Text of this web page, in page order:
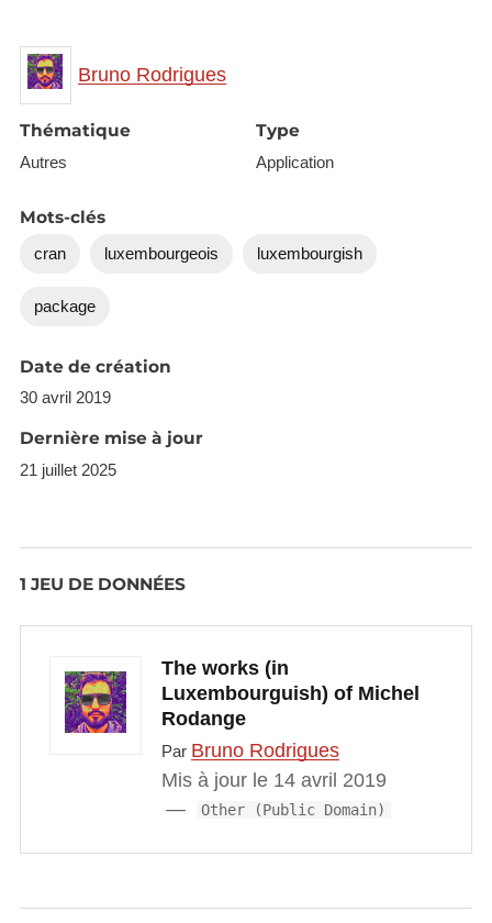
Bruno Rodrigues
Thématique
Autres
Type
Application
Mots-clés
cran luxembourgeois luxembourgish
package
Date de création
30 avril 2019
Dernière mise à jour
21 juillet 2025
1 JEU DE DONNÉES
The works (in
Luxembourguish) of Michel
Rodange
Par Bruno Rodrigues
Mis à jour le 14 avril 2019
Other (Public Domain)